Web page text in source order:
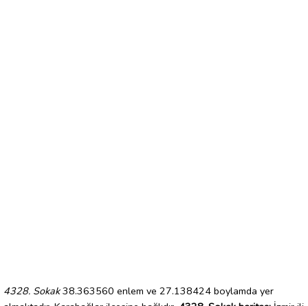
4328. Sokak38.363560 enlem ve 27.138424 boylamda yer